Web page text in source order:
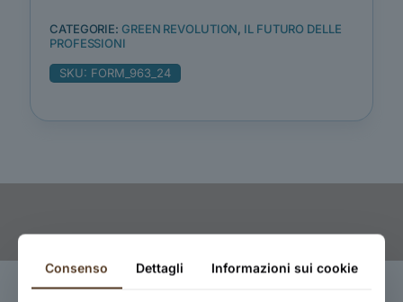
CATEGORIE: GREEN REVOLUTION, IL FUTURO DELLE
PROFESSIONI
SKU: FORM_963_24
Consenso Dettagli Informazioni sui cookie